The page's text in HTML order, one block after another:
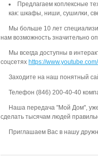
Предлагаем коплексные
как: шкафы, ниши, сушилки,
Мы больше 10 лет
нам возможность значительно
Мы всегда доступны в
соцсетях https://
Заходите на наш понятный
Телефон (846) 200-40-40
Наша передача "Мой Дом",
сделать тысячам людей
Приглашаем Вас в нашу